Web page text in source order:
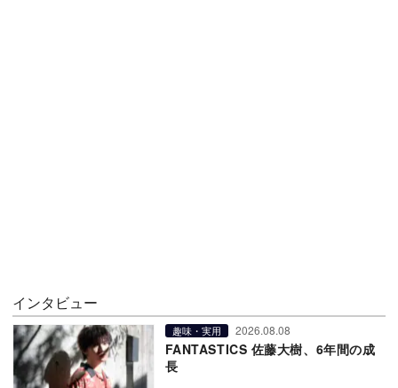
インタビュー
趣味・実用 2026.08.08
FANTASTICS 佐藤大樹、6年間の成
長